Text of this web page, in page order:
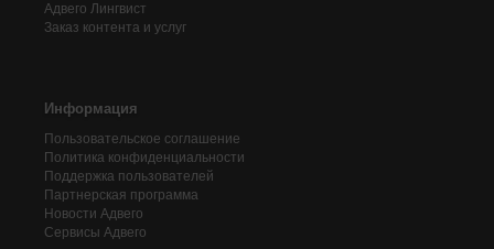
Адвего Лингвист
Заказ контента и услуг
Информация
Пользовательское соглашение
Политика конфиденциальности
Поддержка пользователей
Партнерская программа
Новости Адвего
Сервисы Адвего